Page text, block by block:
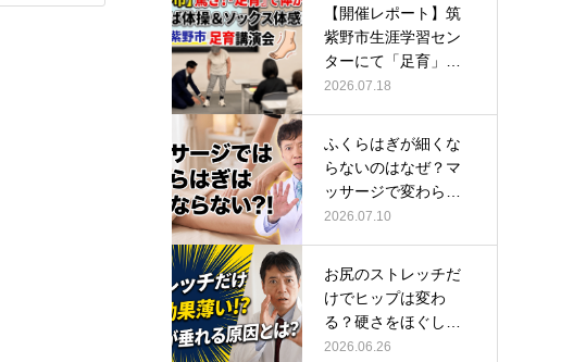
【開催レポート】筑
紫野市生涯学習セン
ターにて「足育」講
演会に登壇し…
2026.07.18
ふくらはぎが細くな
らないのはなぜ？マ
ッサージで変わらな
い根本原因
2026.07.10
お尻のストレッチだ
けでヒップは変わ
る？硬さをほぐして
整える正しい方…
2026.06.26